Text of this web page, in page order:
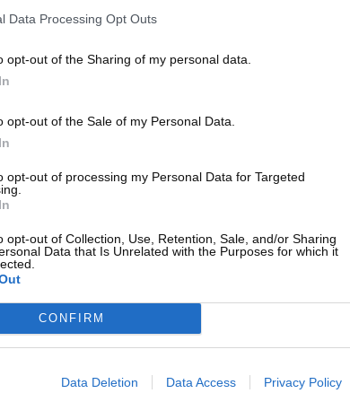
Data Processing Opt Outs
opt-out of the Sharing of my personal data.
opt-out of the Sale of my Personal Data.
opt-out of processing my Personal Data for Targeted
opt-out of Collection, Use, Retention, Sale, and/or Sharing
Data that Is Unrelated with the Purposes for which it
CONFIRM
Data Deletion Data Access Privacy Policy
dans son effectif la saison prochaine. Selon
de deux saisons et 22 millions de dollars
après sa bonne année.
a joué plus que prévu car
Surtout, il a bien joué. Avec sa qualité
ses systèmes et utiliser Jusuf Nurkic du mieux
la direction prise par la franchise.Jaren
et
compétitif.
fini leur travail. Le dossier le plus important
discussions soient bloquées pour le joueur